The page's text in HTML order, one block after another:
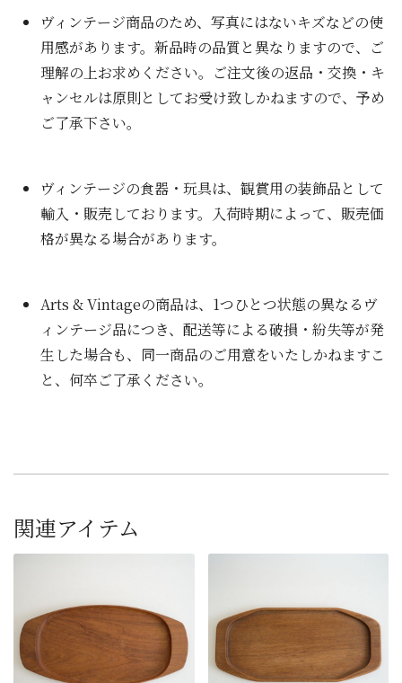
ヴィンテージ商品のため、写真にはないキズなどの使
用感があります。新品時の品質と異なりますので、ご
理解の上お求めください。ご注文後の返品・交換・キ
ャンセルは原則としてお受け致しかねますので、予め
ご了承下さい。
ヴィンテージの食器・玩具は、観賞用の装飾品として
輸入・販売しております。入荷時期によって、販売価
格が異なる場合があります。
Arts & Vintageの商品は、1つひとつ状態の異なるヴ
ィンテージ品につき、配送等による破損・紛失等が発
生した場合も、同一商品のご用意をいたしかねますこ
と、何卒ご了承ください。
関連アイテム